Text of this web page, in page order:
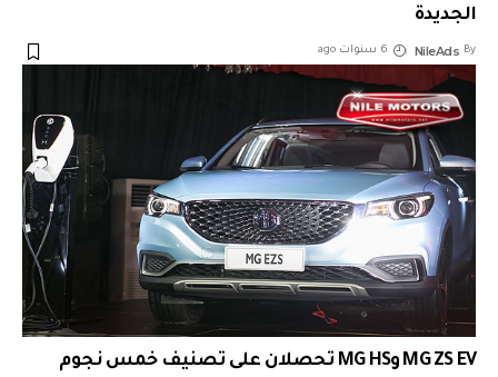
الجديدة
By
NileAds 6 سنوات ago
MG ZS EV وMG HS تحصلان على تصنيف خمس نجوم